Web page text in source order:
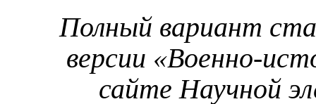
Полный вариант
версии «Военно-
сайте Научной